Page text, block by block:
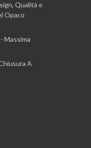
Qualità e
Opaco
Massima
A